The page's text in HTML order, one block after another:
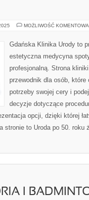
MOŻLIWOŚĆ
Gdańska Klinika Urody to
estetyczna medycyna
profesjonalną. Strona
przewodnik dla osób,
potrzeby swojej cery i
decyzje dotyczące
opcji, dzięki której
stronie to Uroda po 50.
I